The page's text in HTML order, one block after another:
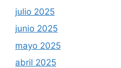
julio 2025
junio 2025
mayo 2025
abril 2025